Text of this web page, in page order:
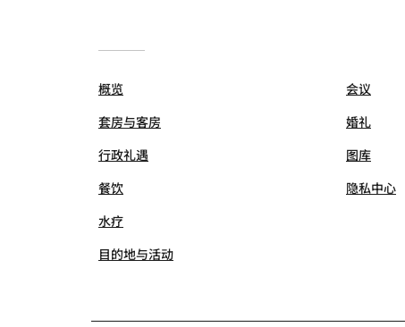
概览
套房与客房
行政礼遇
餐饮
水疗
目的地与活动
会议
婚礼
图库
隐私中心